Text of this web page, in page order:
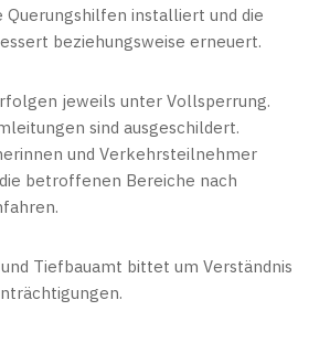
Querungshilfen installiert und die
beziehungsweise erneuert.
jeweils unter Vollsperrung.
sind ausgeschildert.
und Verkehrsteilnehmer
betroffenen Bereiche nach
Tiefbauamt bittet um Verständnis